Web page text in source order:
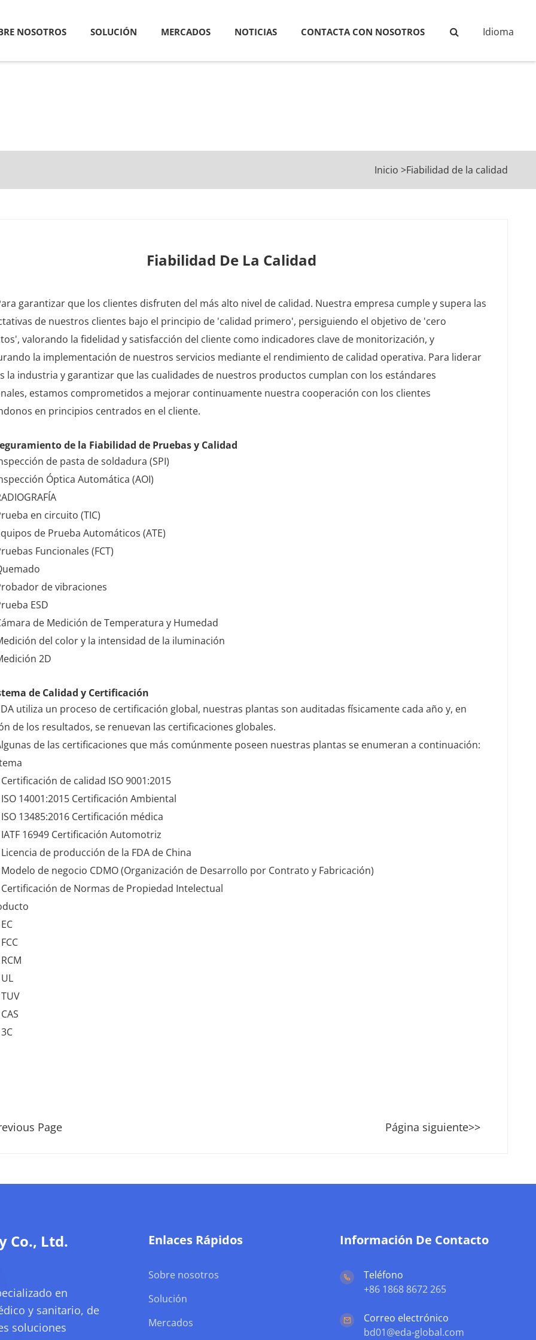
NOSOTROS SOLUCIÓN MERCADOS NOTICIAS CONTACTA CON NOSOTROS Idioma
Inicio >Fiabilidad de la calidad
Fiabilidad De La Calidad
garantizar que los clientes disfruten del más alto nivel de calidad. Nuestra empresa cumple y supera las
de nuestros clientes bajo el principio de 'calidad primero', persiguiendo el objetivo de 'cero
valorando la fidelidad y satisfacción del cliente como indicadores clave de monitorización, y
la implementación de nuestros servicios mediante el rendimiento de calidad operativa. Para liderar
la industria y garantizar que las cualidades de nuestros productos cumplan con los estándares
estamos comprometidos a mejorar continuamente nuestra cooperación con los clientes
en principios centrados en el cliente.
de la Fiabilidad de Pruebas y Calidad
de pasta de soldadura (SPI)
Óptica Automática (AOI)
en circuito (TIC)
de Prueba Automáticos (ATE)
Funcionales (FCT)
de vibraciones
ESD
de Medición de Temperatura y Humedad
del color y la intensidad de la iluminación
2D
de Calidad y Certificación
utiliza un proceso de certificación global, nuestras plantas son auditadas físicamente cada año y, en
de los resultados, se renuevan las certificaciones globales.
de las certificaciones que más comúnmente poseen nuestras plantas se enumeran a continuación:
Certificación de calidad ISO 9001:2015
ISO 14001:2015 Certificación Ambiental
ISO 13485:2016 Certificación médica
IATF 16949 Certificación Automotriz
Licencia de producción de la FDA de China
Modelo de negocio CDMO (Organización de Desarrollo por Contrato y Fabricación)
Certificación de Normas de Propiedad Intelectual
FCC
RCM
UL
TUV
CAS
3C
Page Página siguiente>>
Co., Ltd.
en
y sanitario, de
soluciones
Enlaces Rápidos
Sobre nosotros
Solución
Mercados
Información De Contacto
Teléfono
+86 1868 8672 265
Correo electrónico
bd01@eda-global.com